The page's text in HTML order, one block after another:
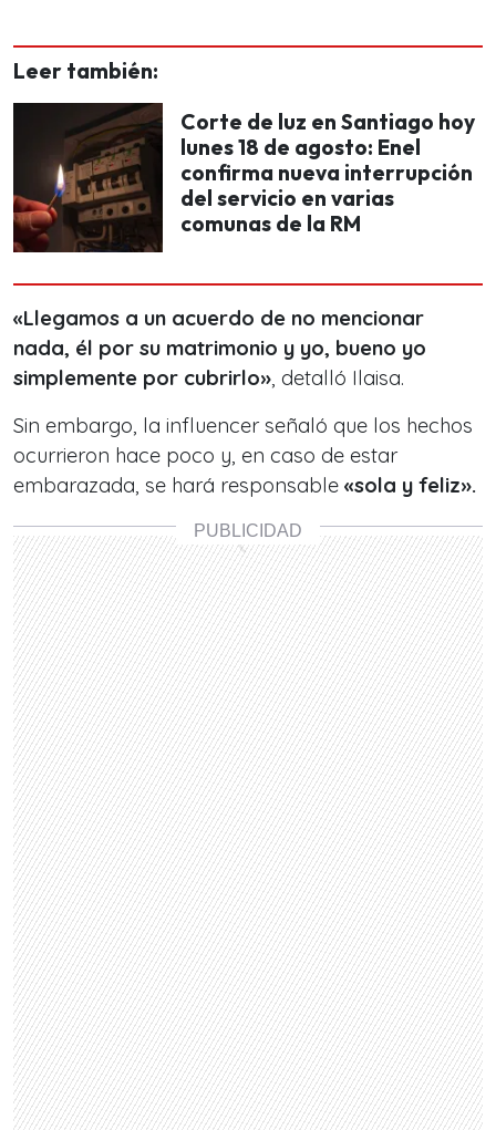
Leer también:
Corte de luz en Santiago hoy
lunes 18 de agosto: Enel
confirma nueva interrupción
del servicio en varias
comunas de la RM
«Llegamos a un acuerdo de no mencionar
nada, él por su matrimonio y yo, bueno yo
simplemente por cubrirlo», detalló Ilaisa.
Sin embargo, la influencer señaló que los hechos
ocurrieron hace poco y, en caso de estar
embarazada, se hará responsable «sola y feliz».